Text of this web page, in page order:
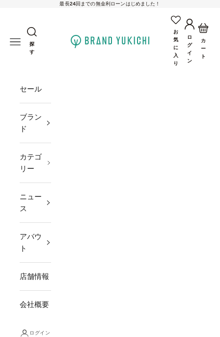
コンテンツへスキップ最長24回までの無金利ローンはじめました！
brand-yukichi
メニューを開く
探
す
お
気
に
入
り
アカウン
ロ
グ
イ
ン
カー
カ
ー
ト
セール
ブラン
ド
カテゴ
リー
ニュー
ス
アバウ
ト
店舗情報
会社概要
ログイン